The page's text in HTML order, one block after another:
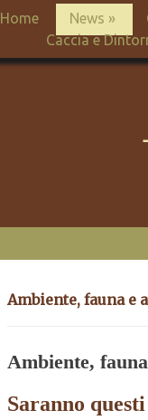
Home News »
Caccia e
Ambiente, fauna
Ambiente,
Saranno